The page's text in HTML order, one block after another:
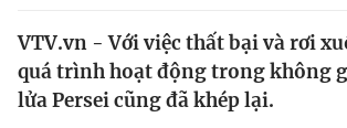
Thế giới
Tin tức
Kinh tế
VTV.vn - Với việc thất bại và rơi
quá trình hoạt động trong không
lửa Persei cũng đã khép lại.